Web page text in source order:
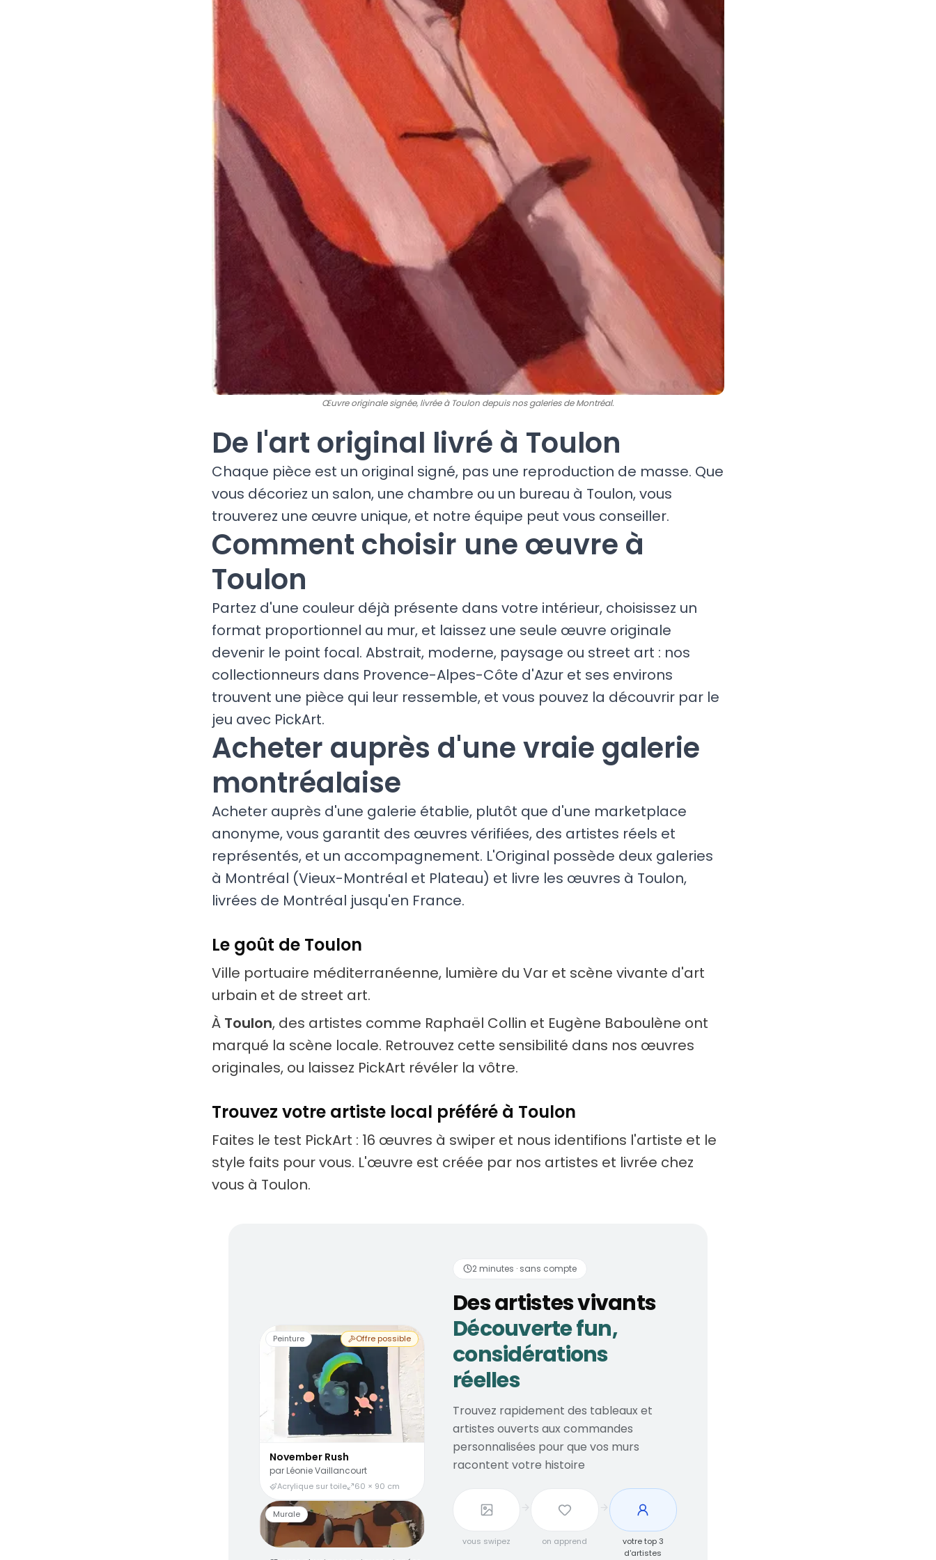
Œuvre originale signée, livrée à Toulon depuis nos galeries de Montréal.
De l'art original livré à Toulon
Chaque pièce est un original signé, pas une reproduction de masse. Que
vous décoriez un salon, une chambre ou un bureau à Toulon, vous
trouverez une œuvre unique, et notre équipe peut vous conseiller.
Comment choisir une œuvre à
Toulon
Partez d'une couleur déjà présente dans votre intérieur, choisissez un
format proportionnel au mur, et laissez une seule œuvre originale
devenir le point focal. Abstrait, moderne, paysage ou street art : nos
collectionneurs dans Provence-Alpes-Côte d'Azur et ses environs
trouvent une pièce qui leur ressemble, et vous pouvez la découvrir par le
jeu avec PickArt.
Acheter auprès d'une vraie galerie
montréalaise
Acheter auprès d'une galerie établie, plutôt que d'une marketplace
anonyme, vous garantit des œuvres vérifiées, des artistes réels et
représentés, et un accompagnement. L'Original possède deux galeries
à Montréal (Vieux-Montréal et Plateau) et livre les œuvres à Toulon,
livrées de Montréal jusqu'en France.
Le goût de Toulon
Ville portuaire méditerranéenne, lumière du Var et scène vivante d'art
urbain et de street art.
À Toulon, des artistes comme Raphaël Collin et Eugène Baboulène ont
marqué la scène locale. Retrouvez cette sensibilité dans nos œuvres
originales, ou laissez PickArt révéler la vôtre.
Trouvez votre artiste local préféré à Toulon
Faites le test PickArt : 16 œuvres à swiper et nous identifions l'artiste et le
style faits pour vous. L'œuvre est créée par nos artistes et livrée chez
vous à Toulon.
Peinture Offre possible
November Rush
par Léonie Vaillancourt
Acrylique sur toile 60 × 90 cm
Murale
2 minutes · sans compte
Des artistes vivants
Découverte fun,
considérations
réelles
Trouvez rapidement des tableaux et
artistes ouverts aux commandes
personnalisées pour que vos murs
racontent votre histoire
vous swipez on apprend
votre top 3
d'artistes